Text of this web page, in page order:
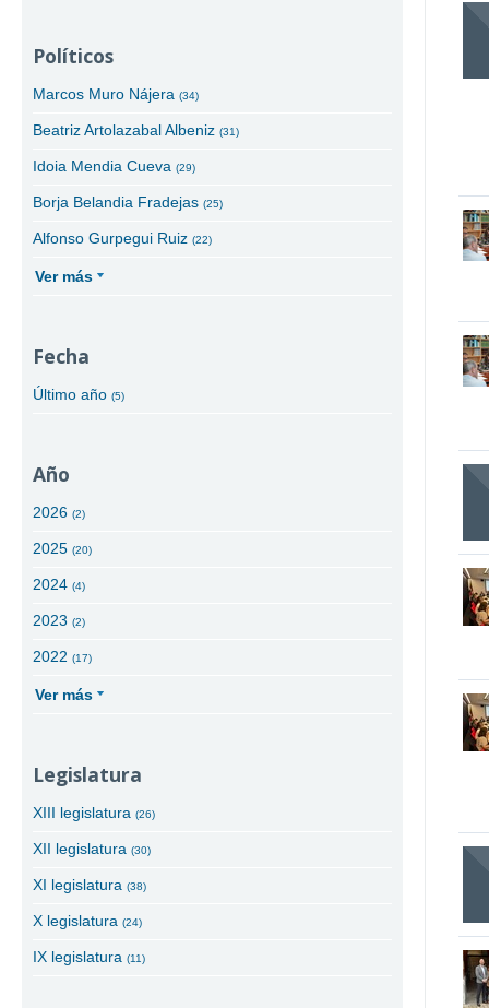
Políticos
Marcos Muro Nájera(34)
Beatriz Artolazabal Albeniz(31)
Idoia Mendia Cueva(29)
Borja Belandia Fradejas(25)
Alfonso Gurpegui Ruiz(22)
Ver más
Fecha
Último año(5)
Año
2026(2)
2025(20)
2024(4)
2023(2)
2022(17)
Ver más
Legislatura
XIII legislatura(26)
XII legislatura(30)
XI legislatura(38)
X legislatura(24)
IX legislatura(11)